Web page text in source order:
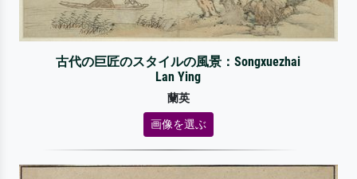
古代の巨匠のスタイルの風景：Songxuezhai
Lan Ying
蘭英
画像を選ぶ